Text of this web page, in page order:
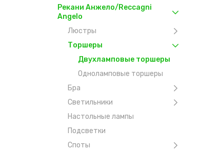
Рекани Анжело/Reccagni
Angelo
Люстры
Торшеры
Двухламповые торшеры
Одноламповые торшеры
Бра
Светильники
Настольные лампы
Подсветки
Споты